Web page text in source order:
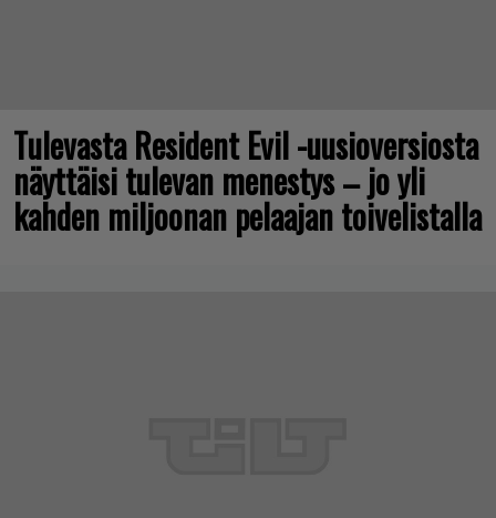
Tulevasta Resident Evil -uusioversiosta
näyttäisi tulevan menestys – jo yli
kahden miljoonan pelaajan toivelistalla